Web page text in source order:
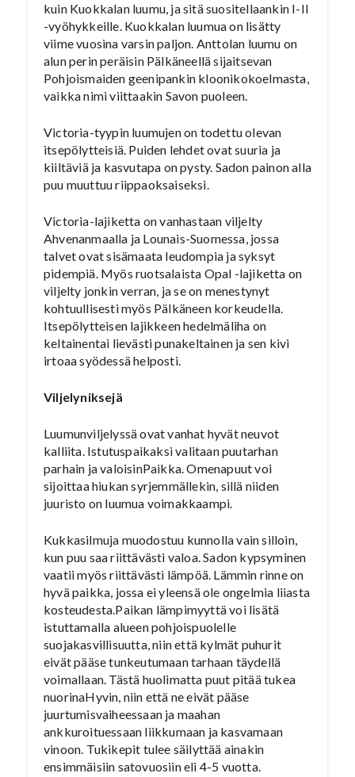
kuin Kuokkalan luumu, ja sitä suositellaankin I-II
-vyöhykkeille. Kuokkalan luumua on lisätty
viime vuosina varsin paljon. Anttolan luumu on
alun perin peräisin Pälkäneellä sijaitsevan
Pohjoismaiden geenipankin kloonikokoelmasta,
vaikka nimi viittaakin Savon puoleen.
Victoria-tyypin luumujen on todettu olevan
itsepölytteisiä. Puiden lehdet ovat suuria ja
kiiltäviä ja kasvutapa on pysty. Sadon painon alla
puu muuttuu riippaoksaiseksi.
Victoria-lajiketta on vanhastaan viljelty
Ahvenanmaalla ja Lounais-Suomessa, jossa
talvet ovat sisämaata leudompia ja syksyt
pidempiä. Myös ruotsalaista Opal -lajiketta on
viljelty jonkin verran, ja se on menestynyt
kohtuullisesti myös Pälkäneen korkeudella.
Itsepölytteisen lajikkeen hedelmäliha on
keltainentai lievästi punakeltainen ja sen kivi
irtoaa syödessä helposti.
Viljelyniksejä
Luumunviljelyssä ovat vanhat hyvät neuvot
kalliita. Istutuspaikaksi valitaan puutarhan
parhain ja valoisinPaikka. Omenapuut voi
sijoittaa hiukan syrjemmällekin, sillä niiden
juuristo on luumua voimakkaampi.
Kukkasilmuja muodostuu kunnolla vain silloin,
kun puu saa riittävästi valoa. Sadon kypsyminen
vaatii myös riittävästi lämpöä. Lämmin rinne on
hyvä paikka, jossa ei yleensä ole ongelmia liiasta
kosteudesta.Paikan lämpimyyttä voi lisätä
istuttamalla alueen pohjoispuolelle
suojakasvillisuutta, niin että kylmät puhurit
eivät pääse tunkeutumaan tarhaan täydellä
voimallaan. Tästä huolimatta puut pitää tukea
nuorinaHyvin, niin että ne eivät pääse
juurtumisvaiheessaan ja maahan
ankkuroituessaan liikkumaan ja kasvamaan
vinoon. Tukikepit tulee säilyttää ainakin
ensimmäisiin satovuosiin eli 4-5 vuotta.